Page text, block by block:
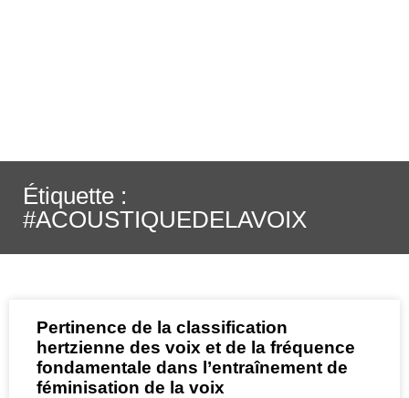
Étiquette :
#ACOUSTIQUEDELAVOIX
Pertinence de la classification
hertzienne des voix et de la fréquence
fondamentale dans l’entraînement de
féminisation de la voix